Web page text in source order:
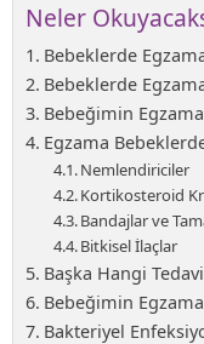
Neler
Bebeklerde
Bebeklerde
Bebeğimin
Egzama
Nemlendiriciler
Kortikosteroid
Bandajlar ve
Bitkisel İlaçlar
Başka Hangi
Bebeğimin
Bakteriyel